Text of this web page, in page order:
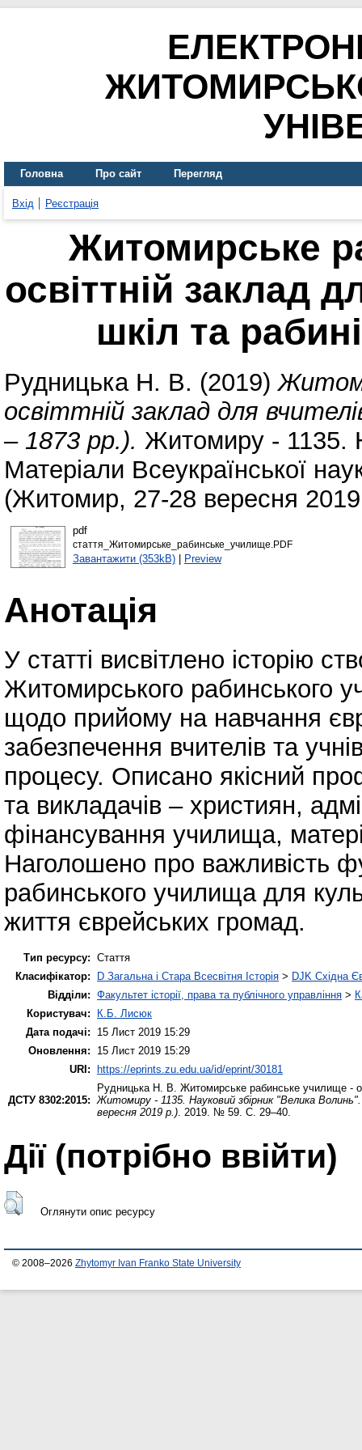
Головна Про сайт Перегляд
Вхід Реєстрація
Житомирське
освіттній заклад
шкіл та
Рудницька Н. В. (2019)
освіттній заклад для
– 1873 рр.). Житомиру - 1135.
Матеріали Всеукраїнської
(Житомир, 27-28 вересня
pdf
стаття_Житомирське_рабинське_училище.PDF
Завантажити (353kB)| Preview
Анотація
У статті висвітлено історію
Житомирського рабинського
щодо прийому на навчання
забезпечення вчителів та
процесу. Описано якісний
та викладачів – християн,
фінансування училища,
Наголошено про важливість
рабинського училища для
життя єврейських громад.
Тип ресурсу: Стаття
Класифікатор:
D Загальна і Стара Всесвітня Історія > DJK Східна
Відділи: Факультет історії, права та публічного управління >
Користувач:
К.Б. Лисюк
Дата подачі:
15 Лист 2019 15:29
Оновлення:
15 Лист 2019 15:29
URI: https://eprints.zu.edu.ua/id/eprint/30181
ДСТУ 8302:2015:
Рудницька Н. В. Житомирське рабинське училище -
Житомиру - 1135. Науковий збірник "Велика Волинь".
вересня 2019 р.) . 2019. № 59. С. 29–40.
Дії ​​(потрібно ввійти)
Оглянути опис ресурсу
© 2008–2026 Zhytomyr Ivan Franko State University